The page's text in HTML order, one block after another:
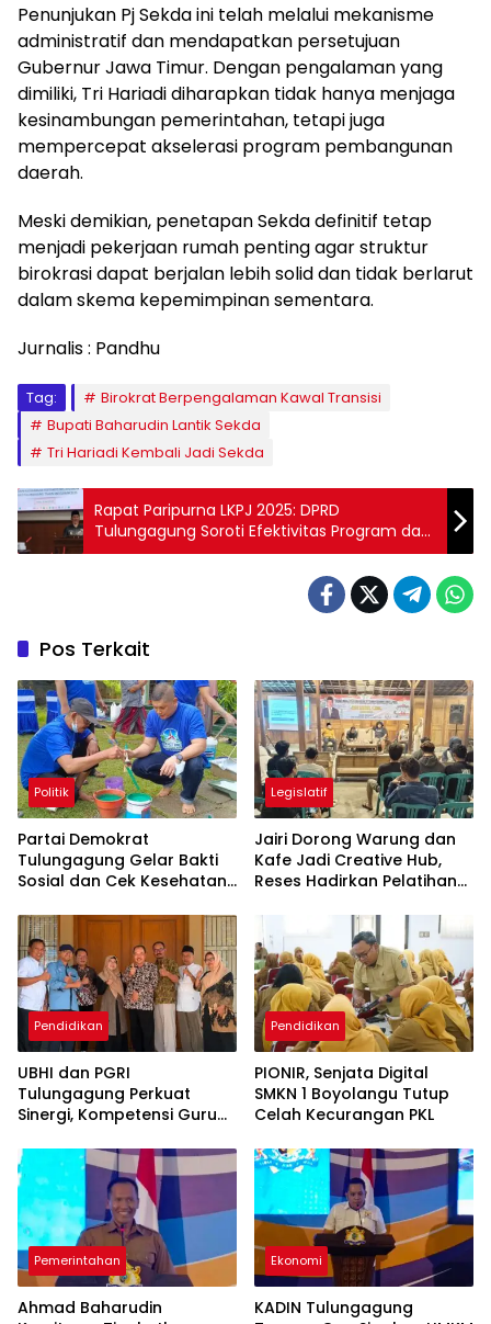
Penunjukan Pj Sekda ini telah melalui mekanisme
administratif dan mendapatkan persetujuan
Gubernur Jawa Timur. Dengan pengalaman yang
dimiliki, Tri Hariadi diharapkan tidak hanya menjaga
kesinambungan pemerintahan, tetapi juga
mempercepat akselerasi program pembangunan
daerah.
Meski demikian, penetapan Sekda definitif tetap
menjadi pekerjaan rumah penting agar struktur
birokrasi dapat berjalan lebih solid dan tidak berlarut
dalam skema kepemimpinan sementara.
Jurnalis : Pandhu
Tag:
Birokrat Berpengalaman Kawal Transisi
Bupati Baharudin Lantik Sekda
Tri Hariadi Kembali Jadi Sekda
Rapat Paripurna LKPJ 2025: DPRD
Tulungagung Soroti Efektivitas Program dan
Layanan Publik
Pos Terkait
Politik
Partai Demokrat
Tulungagung Gelar Bakti
Sosial dan Cek Kesehatan
Legislatif
Jairi Dorong Warung dan
Kafe Jadi Creative Hub,
Reses Hadirkan Pelatihan
Pendidikan
UBHI dan PGRI
Tulungagung Perkuat
Sinergi, Kompetensi Guru
Pendidikan
PIONIR, Senjata Digital
SMKN 1 Boyolangu Tutup
Celah Kecurangan PKL
Pemerintahan
Ahmad Baharudin
Ekonomi
KADIN Tulungagung